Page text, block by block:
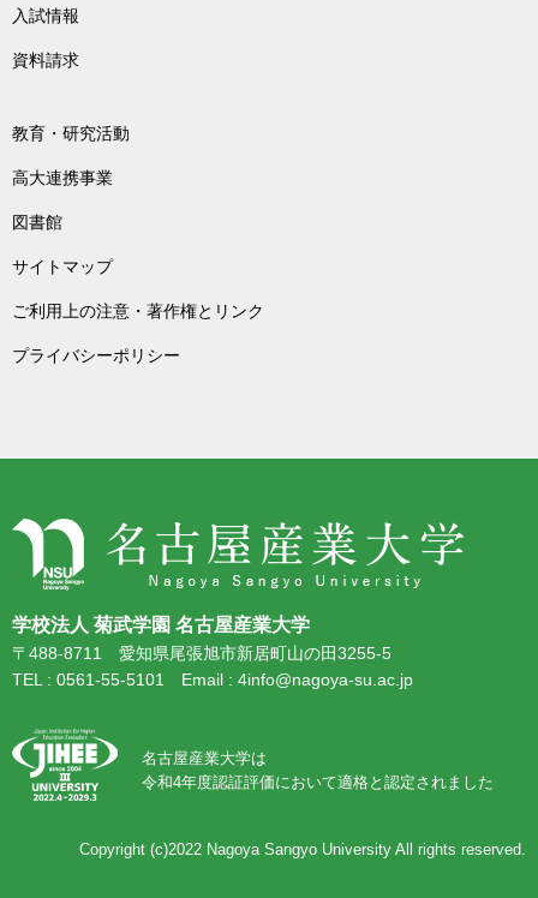
入試情報
資料請求
教育・研究活動
高大連携事業
図書館
サイトマップ
ご利用上の注意・著作権とリンク
プライバシーポリシー
学校法人 菊武学園 名古屋産業大学
〒488-8711 愛知県尾張旭市新居町山の田3255-5
TEL : 0561-55-5101 Email : 4info@nagoya-su.ac.jp
名古屋産業大学は
令和4年度認証評価において適格と認定されました
Copyright (c)2022 Nagoya Sangyo University All rights reserved.